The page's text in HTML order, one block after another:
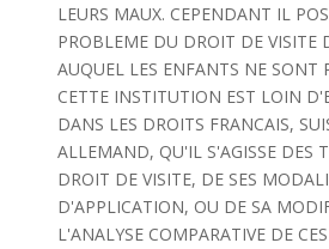
LEURS MAUX. CEPENDANT IL
PROBLEME DU DROIT DE VISITE
AUQUEL LES ENFANTS NE SONT
CETTE INSTITUTION EST LOIN
DANS LES DROITS FRANCAIS,
ALLEMAND, QU'IL S'AGISSE DES
DROIT DE VISITE, DE SES
D'APPLICATION, OU DE SA
L'ANALYSE COMPARATIVE DE